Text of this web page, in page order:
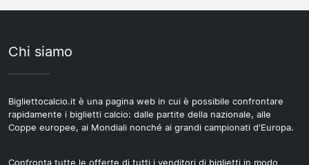
Chi siamo
Bigliettocalcio.it è una pagina web in cui è possibile confrontare
rapidamente i biglietti calcio: dalle partite della nazionale, alle
Coppe europee, ai Mondiali nonché ai grandi campionati d'Europa.
Confronta tutte le offerte di tutti i venditori di biglietti in modo